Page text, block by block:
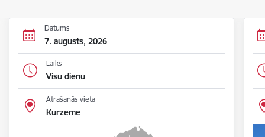
Datums
7. augusts, 2026
Laiks
Visu dienu
Atrašanās vieta
Kurzeme